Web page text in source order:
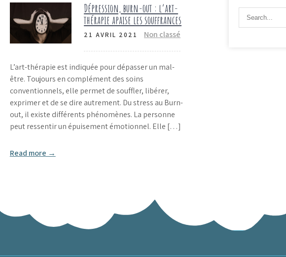
Dépression, burn-out : l’art-
thérapie apaise les souffrances
21 AVRIL 2021 Non classé
L’art-thérapie est indiquée pour dépasser un mal-
être. Toujours en complément des soins
conventionnels, elle permet de souffler, libérer,
exprimer et de se dire autrement. Du stress au Burn-
out, il existe différents phénomènes. La personne
peut ressentir un épuisement émotionnel. Elle […]
Read more →